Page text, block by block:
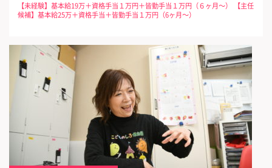
【未経験】基本給19万＋資格手当１万円＋皆勤手当１万円（６ヶ月～） 【主任
候補】基本給25万＋資格手当＋皆勤手当１万円（6ヶ月～）